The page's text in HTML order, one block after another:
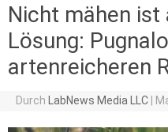
Nicht mähen ist
Lösung:
artenreicheren
Durch LabNews Media LLC